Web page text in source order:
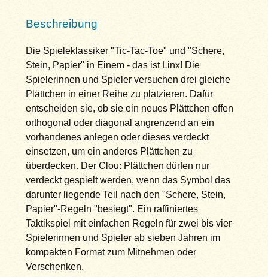
Beschreibung
Die Spieleklassiker "Tic-Tac-Toe" und "Schere,
Stein, Papier" in Einem - das ist Linx! Die
Spielerinnen und Spieler versuchen drei gleiche
Plättchen in einer Reihe zu platzieren. Dafür
entscheiden sie, ob sie ein neues Plättchen offen
orthogonal oder diagonal angrenzend an ein
vorhandenes anlegen oder dieses verdeckt
einsetzen, um ein anderes Plättchen zu
überdecken. Der Clou: Plättchen dürfen nur
verdeckt gespielt werden, wenn das Symbol das
darunter liegende Teil nach den "Schere, Stein,
Papier"-Regeln "besiegt". Ein raffiniertes
Taktikspiel mit einfachen Regeln für zwei bis vier
Spielerinnen und Spieler ab sieben Jahren im
kompakten Format zum Mitnehmen oder
Verschenken.